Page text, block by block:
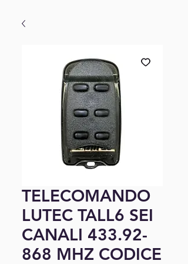
TELECOMANDO
LUTEC TALL6 SEI
CANALI 433.92-
868 MHZ CODICE